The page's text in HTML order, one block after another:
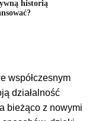
historią
współczesnym
działalność
bieżąco z nowymi